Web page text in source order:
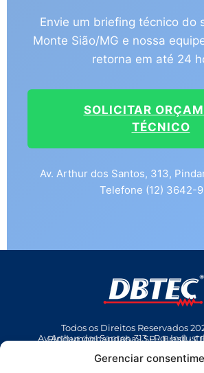
Gerenciar
Envie um briefing técnico do
Monte Sião/MG e nossa
retorna em até 24
SOLICITAR
TÉCNICO
Av. Arthur dos Santos, 313,
Telefone (12) 3642-
Todos os Direitos Reservados
Av Arthur dos Santos, 313 • Pq. Industrial Água Preta • Pindamonhangaba •